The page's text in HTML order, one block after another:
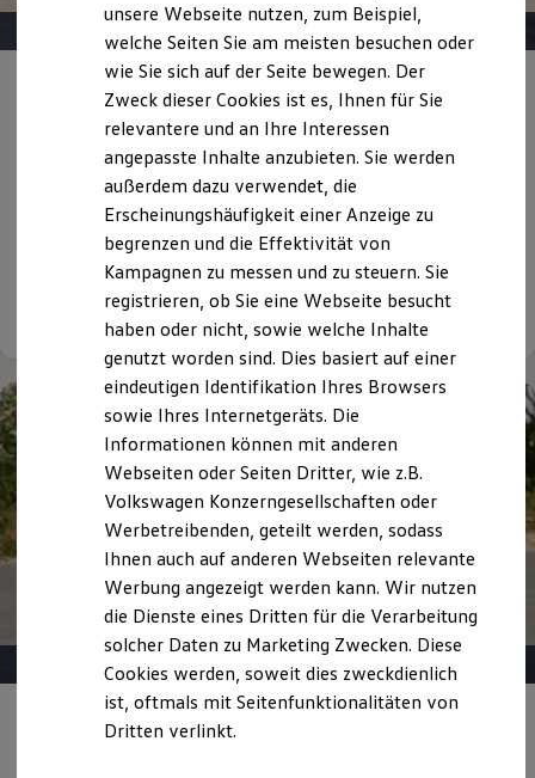
Nachhaltigkeit
Technologie
Kosten und Kauf
Kaufoptionen
E-Auto-Förderung
Software und Konnektivität
Die ID. Software 6
ID. Software Versionen und Updates
Digitale Extras
Schnittstellen zu Ihrem ID.
Hybridautos
Marke und Erlebnis
Volkswagen R und R Experience
R-Modelle
R Experience
Driving Experience
Volkswagen entdecken
Werkbesichtigung
Lifestyle Shop
T-Roc Kollektion
Golf Kollektion
ID. Kollektion
Volkswagen Kollektion
R-Kollektion
GTI Kollektion
Fußball Drop
we drive football
#wedriveproud
Besitzer und Service
Software Updates
Service und Ersatzteile
Angebot gültig bis 30.09.2026 Privatkunden
Der neue ID.3 Neo
Ab 213,00 €mtl. leasen für Privatkunden | 6.000,00 €
Sonderzahlung | 48 Monate Laufzeit | Jährliche
Fahrleistung: 10.000 km
Details ansehen
Angebot gültig bis 30.09.2026
unsere Webseite nutzen, zum Beispiel,
welche Seiten Sie am meisten besuchen oder
wie Sie sich auf der Seite bewegen. Der
Zweck dieser Cookies ist es, Ihnen für Sie
relevantere und an Ihre Interessen
angepasste Inhalte anzubieten. Sie werden
außerdem dazu verwendet, die
Erscheinungshäufigkeit einer Anzeige zu
begrenzen und die Effektivität von
Kampagnen zu messen und zu steuern. Sie
registrieren, ob Sie eine Webseite besucht
haben oder nicht, sowie welche Inhalte
genutzt worden sind. Dies basiert auf einer
eindeutigen Identifikation Ihres Browsers
sowie Ihres Internetgeräts. Die
Informationen können mit anderen
Webseiten oder Seiten Dritter, wie z.B.
Volkswagen Konzerngesellschaften oder
Werbetreibenden, geteilt werden, sodass
Ihnen auch auf anderen Webseiten relevante
Werbung angezeigt werden kann. Wir nutzen
die Dienste eines Dritten für die Verarbeitung
solcher Daten zu Marketing Zwecken. Diese
Cookies werden, soweit dies zweckdienlich
ist, oftmals mit Seitenfunktionalitäten von
Dritten verlinkt.